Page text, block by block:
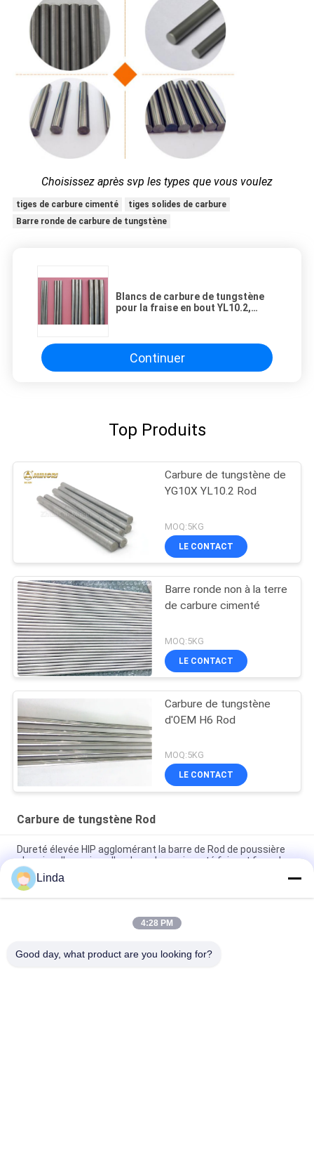
Choisissez après svp les types que vous voulez
tiges de carbure cimenté
tiges solides de carbure
Barre ronde de carbure de tungstène
Blancs de carbure de tungstène
pour la fraise en bout YL10.2,
Continuer
Top Produits
Carbure de tungstène de
YG10X YL10.2 Rod
MOQ:5KG
LE CONTACT
Barre ronde non à la terre
de carbure cimenté
MOQ:5KG
LE CONTACT
Carbure de tungstène
d'OEM H6 Rod
MOQ:5KG
LE CONTACT
Carbure de tungstène Rod
Dureté élevée HIP agglomérant la barre de Rod de poussière
abrasive d'en cuivre d'or de carbure cimenté faisant face dur
Outils de coupe durs de barre d'alliage de Rod Grade Round
Welding Solid de carbure cimenté d'OIN
La barre de Rod Polished Round Welding Brazing de carbure de
Linda
4:28 PM
Good day, what product are you looking for?